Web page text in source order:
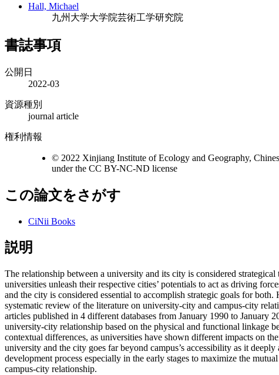
Hall, Michael
九州大学大学院芸術工学研究院
書誌事項
公開日
2022-03
資源種別
journal article
権利情報
© 2022 Xinjiang Institute of Ecology and Geography,
under the CC BY-NC-ND license
この論文をさがす
CiNii Books
説明
The relationship between a university and its city is considered
universities unleash their respective cities’ potentials to act as driving
and the city is considered essential to accomplish strategic goals for
systematic review of the literature on university-city and campus-city
articles published in 4 different databases from January 1990 to
university-city relationship based on the physical and functional linkage
contextual differences, as universities have shown different impacts on
university and the city goes far beyond campus’s accessibility as it
development process especially in the early stages to maximize the
campus-city relationship.